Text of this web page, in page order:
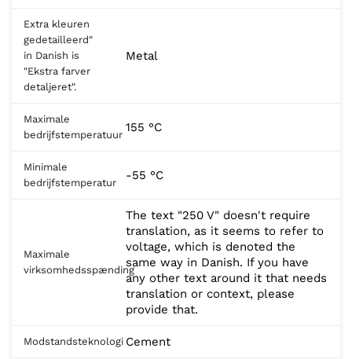
Extra kleuren
gedetailleerd"
in Danish is
"Ekstra farver
detaljeret".
Metal
Maximale
bedrijfstemperatuur
155 °C
Minimale
bedrijfstemperatur
-55 °C
Maximale
virksomhedsspænding
The text "250 V" doesn't require
translation, as it seems to refer to
voltage, which is denoted the
same way in Danish. If you have
any other text around it that needs
translation or context, please
provide that.
Modstandsteknologi Cement